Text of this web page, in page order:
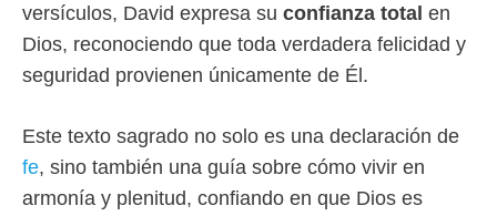
versículos, David expresa su confianza total en
Dios, reconociendo que toda verdadera felicidad y
seguridad provienen únicamente de Él.
Este texto sagrado no solo es una declaración de
fe, sino también una guía sobre cómo vivir en
armonía y plenitud, confiando en que Dios es